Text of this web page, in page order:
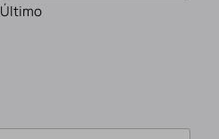
Último